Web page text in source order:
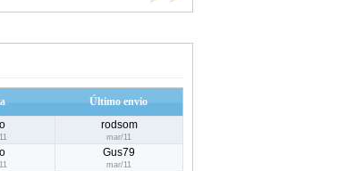
Último envio
rodsom
mar/11
Gus79
mar/11